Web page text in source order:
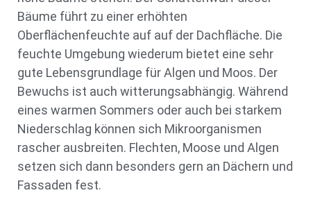
Bäume führt zu einer erhöhten
Oberflächenfeuchte auf auf der Dachfläche. Die
feuchte Umgebung wiederum bietet eine sehr
gute Lebensgrundlage für Algen und Moos. Der
Bewuchs ist auch witterungsabhängig. Während
eines warmen Sommers oder auch bei starkem
Niederschlag können sich Mikroorganismen
rascher ausbreiten. Flechten, Moose und Algen
setzen sich dann besonders gern an Dächern und
Fassaden fest.